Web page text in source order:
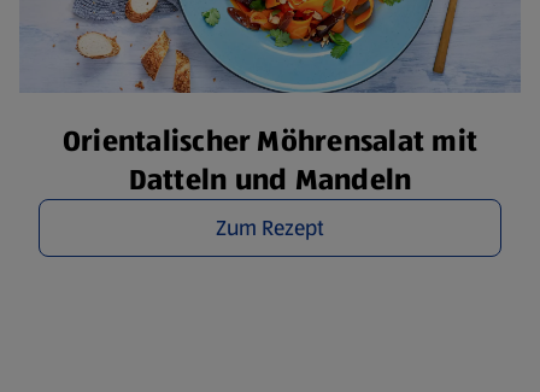
Orientalischer Möhrensalat mit
Datteln und Mandeln
Zum Rezept